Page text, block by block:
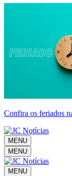
Confira os feriados
MENU
MENU
MENU